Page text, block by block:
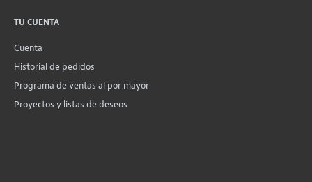
TU CUENTA
Cuenta
Historial de pedidos
Programa de ventas al por mayor
Proyectos y listas de deseos